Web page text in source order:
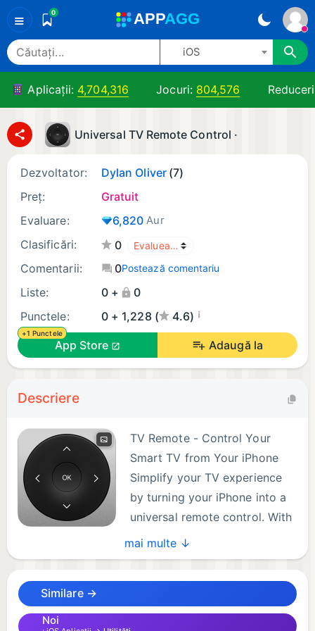
≡ 0 APPAGG
iOS
Aplicații: 4,704,316 Jocuri: 804,576
Universal TV Remote Control ·
Dezvoltator: Dylan Oliver (7)
Preț:
Gratuit
Evaluare:
6,820Aur
Clasificări:
0
Comentarii:
0Postează comentariu
Liste: 0 +
0
Punctele:
0 + 1,228 ( 4.6) ¡
+1 Punctele
App Store Adaugă la
Descriere
TV Remote - Control Your
Smart TV from Your iPhone
Simplify your TV experience
by turning your iPhone into a
universal remote control. With
TV Remote, you’ll never need
to worry about lost remotes or dead batteries.
intuitive app that brings all the essential functions
to your phone.
mai multe ↓
Similare →
Noi